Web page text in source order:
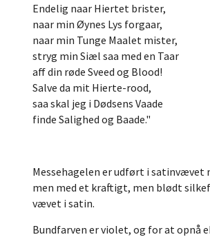
Endelig naar Hiertet brister,
naar min Øynes Lys forgaar,
naar min Tunge Maalet mister,
stryg min Siæl saa med en Taar
aff din røde Sveed og Blood!
Salve da mit Hierte-rood,
saa skal jeg i Dødsens Vaade
finde Salighed og Baade."
Messehagelen er udført i satinvævet
men med et kraftigt, men blødt
vævet i satin.
Bundfarven er violet, og for at opnå